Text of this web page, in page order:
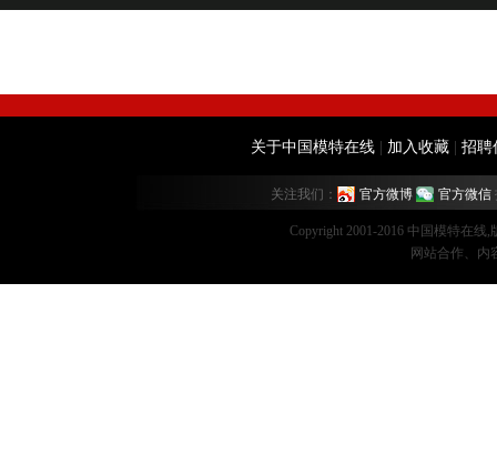
关于中国模特在线 加入收藏 招聘
关注我们： 官方微博 官方微信
Copyright 2001-2016 中国模特在线
网站合作、内